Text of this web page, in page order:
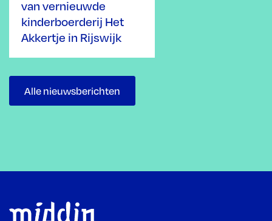
van vernieuwde
kinderboerderij Het
Akkertje in Rijswijk
Alle nieuwsberichten
Footer